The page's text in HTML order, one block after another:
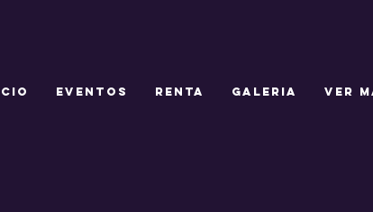
EVENTOS RENTA GALERIA Ver